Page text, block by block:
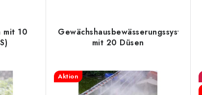
mit 10
Gewächshausbewässerungssystem
mit 20 Düsen
Aktion